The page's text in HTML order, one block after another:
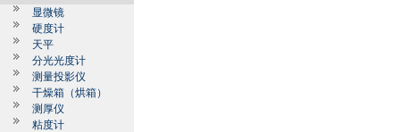
显微镜
硬度计
天平
分光光度计
测量投影仪
干燥箱（烘箱）
测厚仪
粘度计